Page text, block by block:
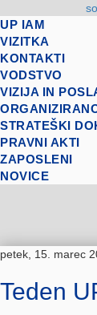
UP IAM
VIZITKA
KONTAKTI
VODSTVO
VIZIJA IN
STRATEŠKI
PRAVNI AKTI
ZAPOSLENI
NOVICE
petek, 15. marec
Teden